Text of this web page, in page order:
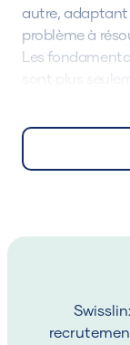
autre, adaptant
problème à
Les
sont plus
traduire ces
soit pour
Maîtrise de
Cadres